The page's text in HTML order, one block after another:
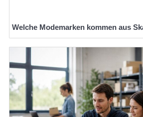
Welche Modemarken kommen aus